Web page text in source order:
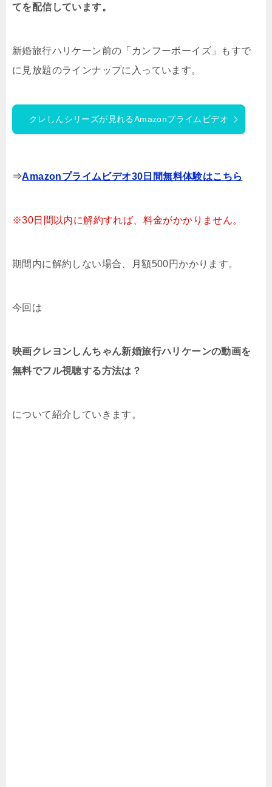
てを配信しています。
新婚旅行ハリケーン前の「カンフーボーイズ」もすで
に見放題のラインナップに入っています。
クレしんシリーズが見れるAmazonプライムビデオ
⇒Amazonプライムビデオ30日間無料体験はこちら
※30日間以内に解約すれば、料金がかかりません。
期間内に解約しない場合、月額500円かかります。
今回は
映画クレヨンしんちゃん新婚旅行ハリケーンの動画を
無料でフル視聴する方法は？
について紹介していきます。